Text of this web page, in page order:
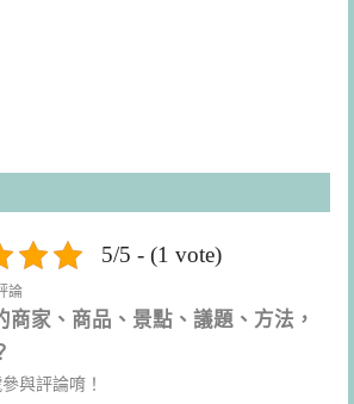
5/5 - (1 vote)
論
商家、商品、景點、議題、方法，
與評論唷！